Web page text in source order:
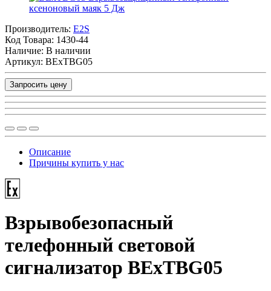
Производитель: E2S
Код Товара: 1430-44
Наличие: В наличии
Артикул: BExTBG05
Запросить цену
Описание
Причины купить у нас
Взрывобезопасный
телефонный световой
сигнализатор BExTBG05